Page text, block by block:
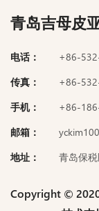
青岛吉母皮
电话：
+86-
传真：
+86-
手机：
+86-
邮箱：
地址：
青岛保
Copyright ©